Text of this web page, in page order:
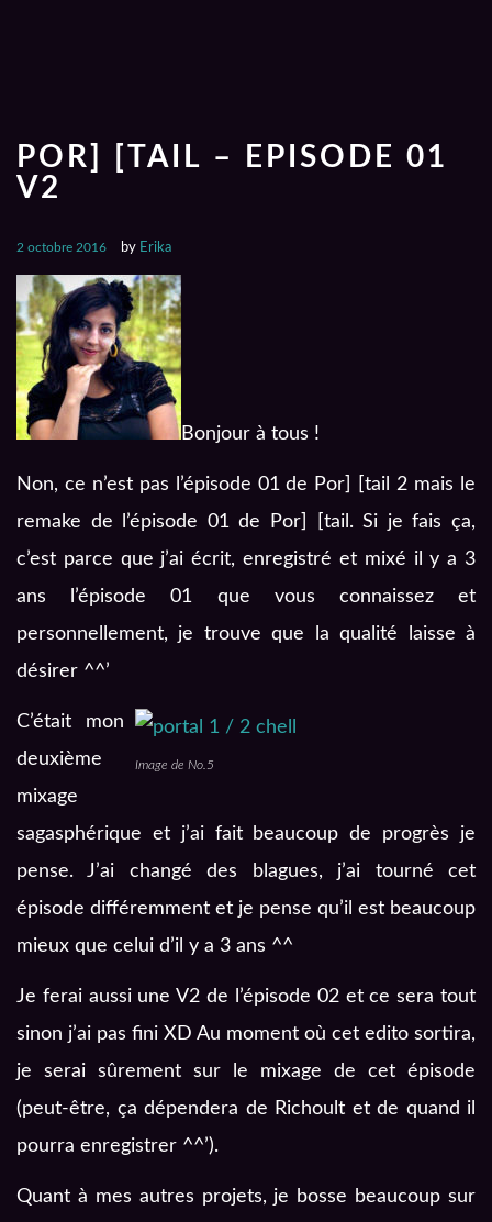
POR] [TAIL – EPISODE 01
V2
2 octobre 2016 by Erika
Bonjour à tous !
Non, ce n’est pas l’épisode 01 de Por] [tail 2 mais le
remake de l’épisode 01 de Por] [tail. Si je fais ça,
c’est parce que j’ai écrit, enregistré et mixé il y a 3
ans l’épisode 01 que vous connaissez et
personnellement, je trouve que la qualité laisse à
désirer ^^’
Image de No.5
C’était mon
deuxième
mixage
sagasphérique et j’ai fait beaucoup de progrès je
pense. J’ai changé des blagues, j’ai tourné cet
épisode différemment et je pense qu’il est beaucoup
mieux que celui d’il y a 3 ans ^^
Je ferai aussi une V2 de l’épisode 02 et ce sera tout
sinon j’ai pas fini XD Au moment où cet edito sortira,
je serai sûrement sur le mixage de cet épisode
(peut-être, ça dépendera de Richoult et de quand il
pourra enregistrer ^^’).
Quant à mes autres projets, je bosse beaucoup sur